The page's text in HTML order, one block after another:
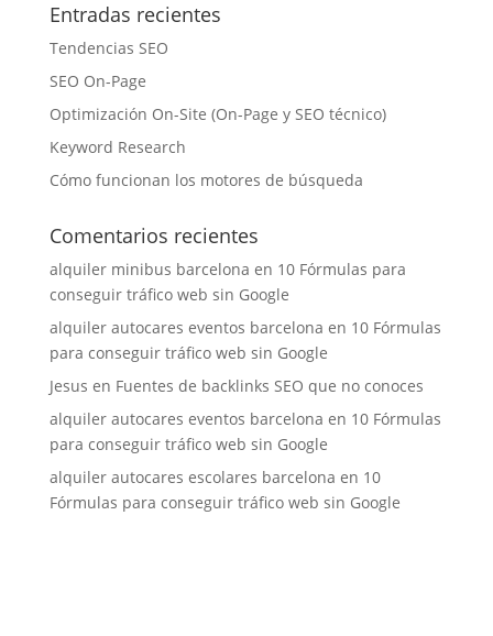
Entradas recientes
Tendencias SEO
SEO On-Page
Optimización On-Site (On-Page y SEO técnico)
Keyword Research
Cómo funcionan los motores de búsqueda
Comentarios recientes
alquiler minibus barcelona en 10 Fórmulas para
conseguir tráfico web sin Google
alquiler autocares eventos barcelona en 10 Fórmulas
para conseguir tráfico web sin Google
Jesus en Fuentes de backlinks SEO que no conoces
alquiler autocares eventos barcelona en 10 Fórmulas
para conseguir tráfico web sin Google
alquiler autocares escolares barcelona en 10
Fórmulas para conseguir tráfico web sin Google